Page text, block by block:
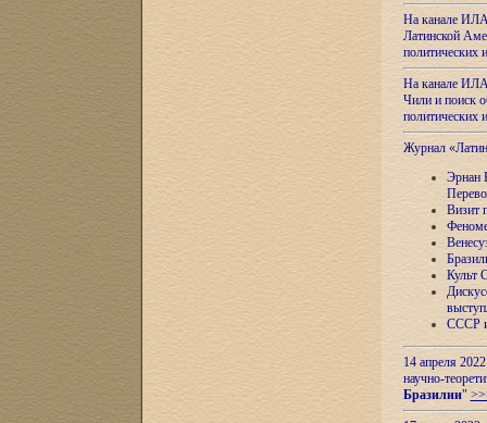
На канале
Латинской
На канале
Чили и поиск
Журнал
Эрнан
Визит
Культ
СССР и
14 апреля
научно-
Бразилии"